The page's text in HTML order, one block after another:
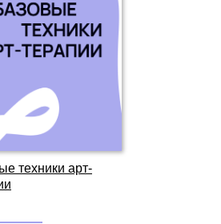
техники арт-